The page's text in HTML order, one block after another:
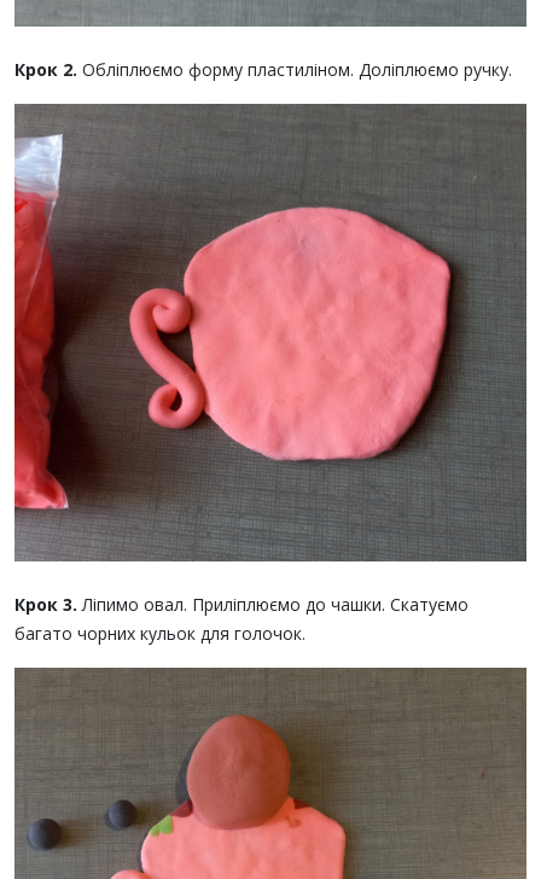
Крок 2. Обліплюємо форму пластиліном. Доліплюємо ручку.
Крок 3. Ліпимо овал. Приліплюємо до чашки. Скатуємо
багато чорних кульок для голочок.